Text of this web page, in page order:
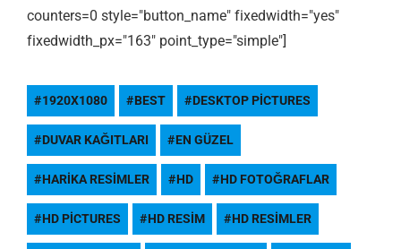
counters=0 style="button_name" fixedwidth="yes"
fixedwidth_px="163" point_type="simple"]
1920X1080 BEST DESKTOP PICTURES
DUVAR KAĞITLARI EN GÜZEL
HARIKA RESIMLER HD HD FOTOĞRAFLAR
HD PICTURES HD RESIM HD RESIMLER